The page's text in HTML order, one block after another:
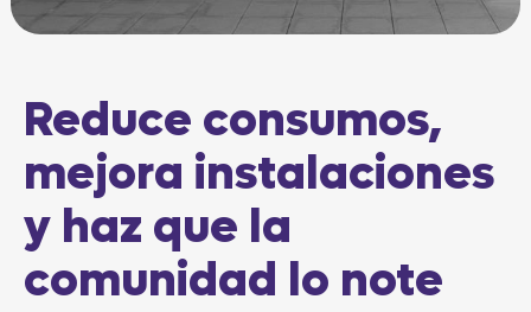
Reduce consumos,
mejora instalaciones
y haz que la
comunidad lo note